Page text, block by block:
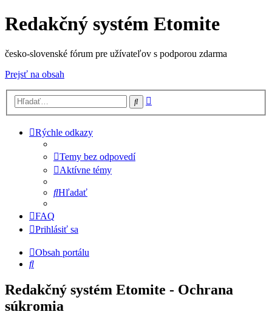
Redakčný systém Etomite
česko-slovenské fórum pre užívateľov s podporou zdarma
Prejsť na obsah
Hľadať
Rýchle odkazy
Temy bez odpovedí
Aktívne témy
Hľadať
FAQ
Prihlásiť sa
Obsah portálu
Hľadať
Redakčný systém Etomite - Ochrana
súkromia